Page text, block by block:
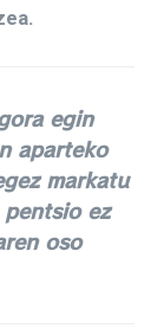
egin
aparteko
markatu
ez
oso